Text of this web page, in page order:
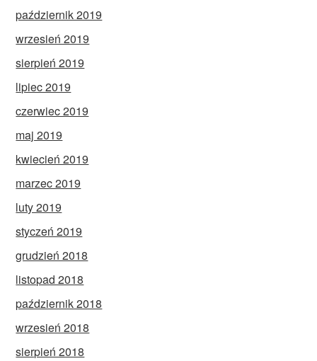
październik 2019
wrzesień 2019
sierpień 2019
lipiec 2019
czerwiec 2019
maj 2019
kwiecień 2019
marzec 2019
luty 2019
styczeń 2019
grudzień 2018
listopad 2018
październik 2018
wrzesień 2018
sierpień 2018